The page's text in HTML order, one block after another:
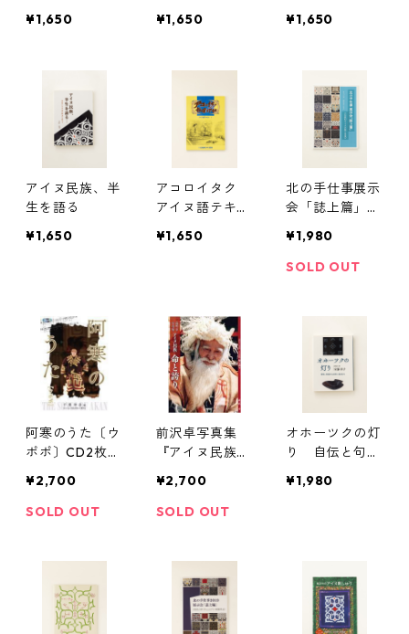
¥1,650
エイソイタク」
¥1,650 ¥1,650
アイヌ民族、半
生を語る
¥1,650
アコロイタク
アイヌ語テキス
¥1,650
北の手仕事展示
会「誌上篇」
衣装の再現》
¥1,980
SOLD OUT
阿寒のうた〔ウ
ポポ〕CD2枚付
¥2,700
SOLD OUT
前沢卓写真集
『アイヌ民族
¥2,700
SOLD OUT
オホーツクの灯
り 自伝と句
らの村に生まれ
¥1,980